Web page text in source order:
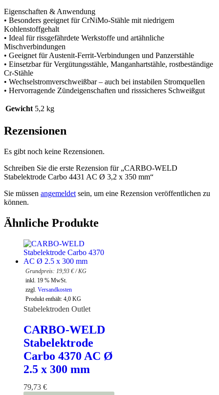
Eigenschaften & Anwendung
• Besonders geeignet für CrNiMo-Stähle mit niedrigem
Kohlenstoffgehalt
• Ideal für rissgefährdete Werkstoffe und artähnliche
Mischverbindungen
• Geeignet für Austenit-Ferrit-Verbindungen und Panzerstähle
• Einsetzbar für Vergütungsstähle, Manganhartstähle, rostbeständige
Cr-Stähle
• Wechselstromverschweißbar – auch bei instabilen Stromquellen
• Hervorragende Zündeigenschaften und risssicheres Schweißgut
Gewicht 5,2 kg
Rezensionen
Es gibt noch keine Rezensionen.
Schreiben Sie die erste Rezension für „CARBO-WELD
Stabelektrode Carbo 4431 AC Ø 3,2 x 350 mm“
Sie müssen angemeldet sein, um eine Rezension veröffentlichen zu
können.
Ähnliche Produkte
19,93 €/ KG
inkl. 19 % MwSt.
zzgl. Versandkosten
Produkt enthält: 4,0 KG
Stabelektroden Outlet
CARBO-WELD
Stabelektrode
Carbo 4370 AC Ø
2.5 x 300 mm
79,73 €